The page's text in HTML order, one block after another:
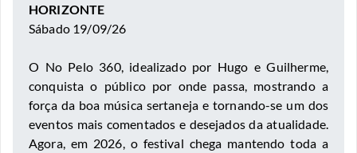
HORIZONTE
Sábado 19/09/26
O No Pelo 360, idealizado por Hugo e Guilherme,
conquista o público por onde passa, mostrando a
força da boa música sertaneja e tornando-se um dos
eventos mais comentados e desejados da atualidade.
Agora, em 2026, o festival chega mantendo toda a